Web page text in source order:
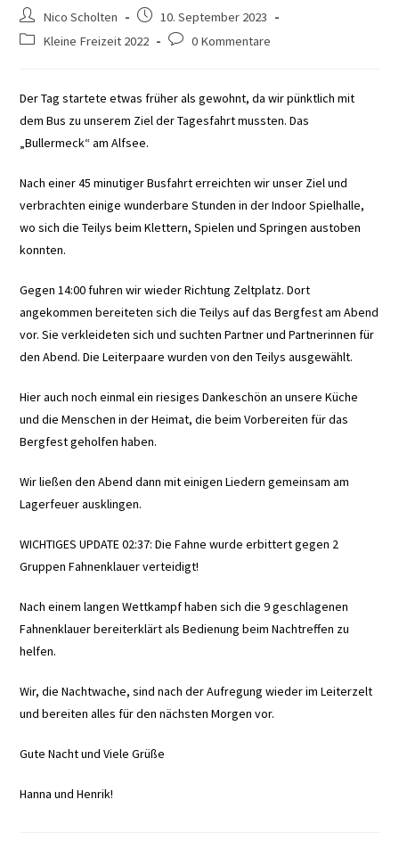
Beitrags-
Autor:
Nico Scholten
Beitrag
veröffentlicht:
10. September 2023
Beitrags-Kleine Freizeit 2022
Beitrags-0 Kommentare
Der Tag startete etwas früher als gewohnt, da wir pünktlich mit
dem Bus zu unserem Ziel der Tagesfahrt mussten. Das
„Bullermeck“ am Alfsee.
Nach einer 45 minutiger Busfahrt erreichten wir unser Ziel und
verbrachten einige wunderbare Stunden in der Indoor Spielhalle,
wo sich die Teilys beim Klettern, Spielen und Springen austoben
konnten.
Gegen 14:00 fuhren wir wieder Richtung Zeltplatz. Dort
angekommen bereiteten sich die Teilys auf das Bergfest am Abend
vor. Sie verkleideten sich und suchten Partner und Partnerinnen für
den Abend. Die Leiterpaare wurden von den Teilys ausgewählt.
Hier auch noch einmal ein riesiges Dankeschön an unsere Küche
und die Menschen in der Heimat, die beim Vorbereiten für das
Bergfest geholfen haben.
Wir ließen den Abend dann mit einigen Liedern gemeinsam am
Lagerfeuer ausklingen.
WICHTIGES UPDATE 02:37: Die Fahne wurde erbittert gegen 2
Gruppen Fahnenklauer verteidigt!
Nach einem langen Wettkampf haben sich die 9 geschlagenen
Fahnenklauer bereiterklärt als Bedienung beim Nachtreffen zu
helfen.
Wir, die Nachtwache, sind nach der Aufregung wieder im Leiterzelt
und bereiten alles für den nächsten Morgen vor.
Gute Nacht und Viele Grüße
Hanna und Henrik!